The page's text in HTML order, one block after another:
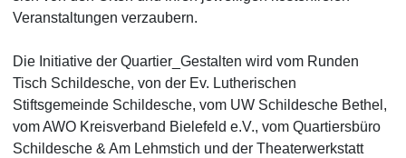
Veranstaltungen verzaubern.
Die Initiative der Quartier_Gestalten wird vom Runden
Tisch Schildesche, von der Ev. Lutherischen
Stiftsgemeinde Schildesche, vom UW Schildesche Bethel,
vom AWO Kreisverband Bielefeld e.V., vom Quartiersbüro
Schildesche & Am Lehmstich und der Theaterwerkstatt